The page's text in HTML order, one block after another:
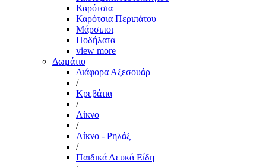
Καρότσια
Καρότσια Περιπάτου
Μάρσιποι
Ποδήλατα
view more
Δωμάτιο
Διάφορα Αξεσουάρ
/
Κρεβάτια
/
Λίκνο
/
Λίκνο - Ρηλάξ
/
Παιδικά Λευκά Είδη